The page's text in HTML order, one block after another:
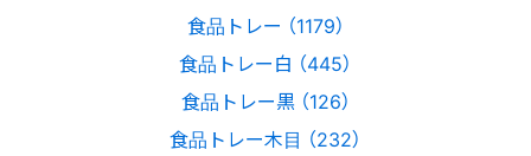
食品トレー （1179）
食品トレー白 （445）
食品トレー黒 （126）
食品トレー木目 （232）